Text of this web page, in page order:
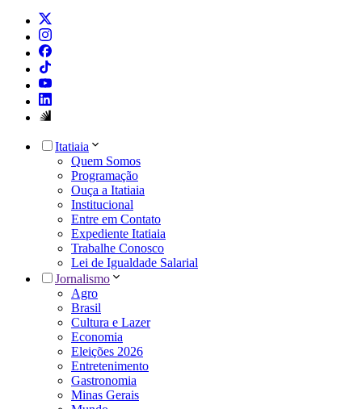
Itatiaia
Quem Somos
Programação
Ouça a Itatiaia
Institucional
Entre em Contato
Expediente Itatiaia
Trabalhe Conosco
Lei de Igualdade Salarial
Jornalismo
Agro
Brasil
Cultura e Lazer
Economia
Eleições 2026
Entretenimento
Gastronomia
Minas Gerais